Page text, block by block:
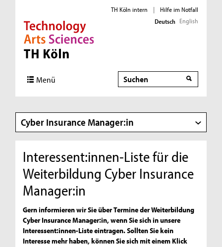
Direkt zur Hauptnavigation
Direkt zur Subnavigation
Direkt zum Inhalt
Direkt zum Fußbereich
TH Köln intern |
Hilfe im Notfall
Deutsch English
Menü Suche
Cyber Insurance Manager:in
Interessent:innen-Liste für die
Weiterbildung Cyber Insurance
Manager:in
Gern informieren wir Sie über Termine der Weiterbildung
Cyber Insurance Manager:in, wenn Sie sich in unsere
Interessent:innen-Liste eintragen. Sollten Sie kein
Interesse mehr haben, können Sie sich mit einem Klick